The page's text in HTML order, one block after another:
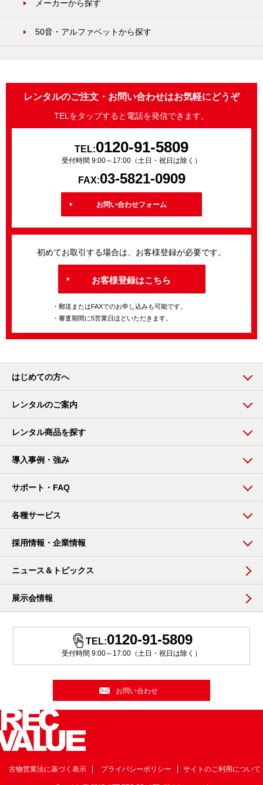
メーカーから探す
50音・アルファベットから探す
レンタルのご注文・お問い合わせはお気軽にどうぞ
TELをタップすると電話を発信できます。
TEL:0120-91-5809
受付時間 9:00～17:00（土日・祝日は除く）
FAX:03-5821-0909
お問い合わせフォーム
初めてお取引する場合は、お客様登録が必要です。
お客様登録はこちら
・郵送またはFAXでのお申し込みも可能です。
・審査期間に5営業日ほどいただきます。
はじめての方へ
レンタルのご案内
レンタル商品を探す
導入事例・強み
サポート・FAQ
各種サービス
採用情報・企業情報
ニュース＆トピックス
展示会情報
TEL:0120-91-5809
受付時間 9:00～17:00（土日・祝日は除く）
お問い合わせ
古物営業法に基づく表示 プライバシーポリシー サイトのご利用について